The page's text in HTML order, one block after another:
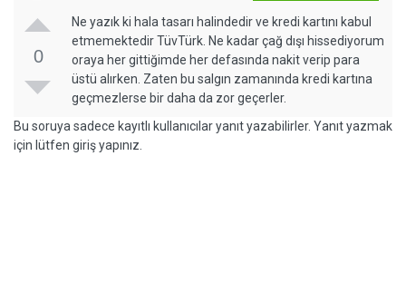
0
Ne yazık ki hala tasarı halindedir ve kredi kartını kabul
etmemektedir TüvTürk. Ne kadar çağ dışı hissediyorum
oraya her gittiğimde her defasında nakit verip para
üstü alırken. Zaten bu salgın zamanında kredi kartına
geçmezlerse bir daha da zor geçerler.
Bu soruya sadece kayıtlı kullanıcılar yanıt yazabilirler. Yanıt yazmak
için lütfen giriş yapınız.